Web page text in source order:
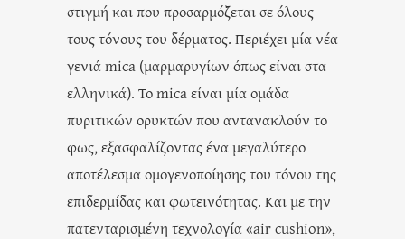
στιγμή και που προσαρμόζεται σε όλους
τους τόνους του δέρματος. Περιέχει μία νέα
γενιά mica (μαρμαρυγίων όπως είναι στα
ελληνικά). Το mica είναι μία ομάδα
πυριτικών ορυκτών που αντανακλούν το
φως, εξασφαλίζοντας ένα μεγαλύτερο
αποτέλεσμα ομογενοποίησης του τόνου της
επιδερμίδας και φωτεινότητας. Και με την
πατενταρισμένη τεχνολογία «air cushion»,